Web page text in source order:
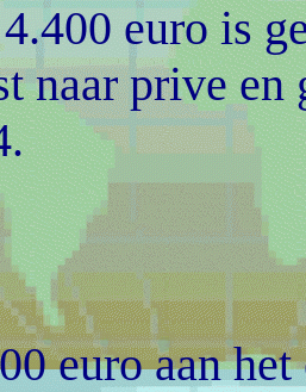
euro is
naar prive en
euro aan